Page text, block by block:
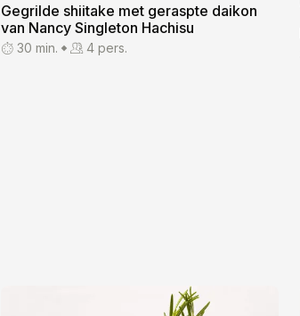
Gegrilde shiitake met geraspte daikon
van Nancy Singleton Hachisu
30 min. 4 pers.